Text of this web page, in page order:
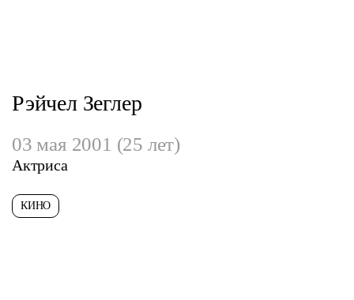
Рэйчел Зеглер
03 мая 2001 (25 лет)
Актриса
КИНО